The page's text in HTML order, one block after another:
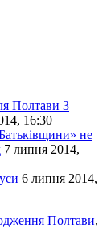
Полтави 3
16:30
не
7 липня 2014,
6 липня 2014,
Полтави,